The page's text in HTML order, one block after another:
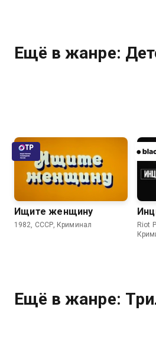
Ещё в жанре:
Ищите женщину
1982, СССР, Криминал
Riot
Ещё в жанре: